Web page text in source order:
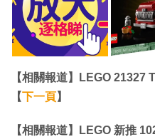
【相關報道】LEGO 21327
【下一頁】
【相關報道】LEGO 新推